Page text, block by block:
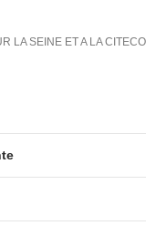
LA SEINE ET A LA